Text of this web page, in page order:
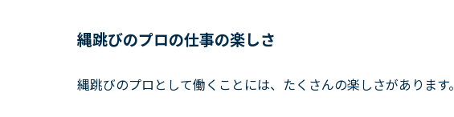
縄跳びのプロの仕事の楽しさ
縄跳びのプロとして働くことには、たくさんの楽しさがあります。